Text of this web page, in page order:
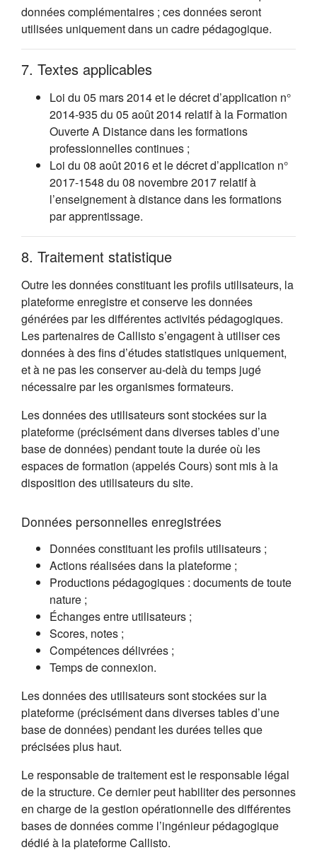
données complémentaires ; ces données seront
utilisées uniquement dans un cadre pédagogique.
7. Textes applicables
Loi du 05 mars 2014 et le décret d’application n°
2014-935 du 05 août 2014 relatif à la Formation
Ouverte A Distance dans les formations
professionnelles continues ;
Loi du 08 août 2016 et le décret d’application n°
2017-1548 du 08 novembre 2017 relatif à
l’enseignement à distance dans les formations
par apprentissage.
8. Traitement statistique
Outre les données constituant les profils utilisateurs, la
plateforme enregistre et conserve les données
générées par les différentes activités pédagogiques.
Les partenaires de Callisto s’engagent à utiliser ces
données à des fins d’études statistiques uniquement,
et à ne pas les conserver au-delà du temps jugé
nécessaire par les organismes formateurs.
Les données des utilisateurs sont stockées sur la
plateforme (précisément dans diverses tables d’une
base de données) pendant toute la durée où les
espaces de formation (appelés Cours) sont mis à la
disposition des utilisateurs du site.
Données personnelles enregistrées
Données constituant les profils utilisateurs ;
Actions réalisées dans la plateforme ;
Productions pédagogiques : documents de toute
nature ;
Échanges entre utilisateurs ;
Scores, notes ;
Compétences délivrées ;
Temps de connexion.
Les données des utilisateurs sont stockées sur la
plateforme (précisément dans diverses tables d’une
base de données) pendant les durées telles que
précisées plus haut.
Le responsable de traitement est le responsable légal
de la structure. Ce dernier peut habiliter des personnes
en charge de la gestion opérationnelle des différentes
bases de données comme l’ingénieur pédagogique
dédié à la plateforme Callisto.